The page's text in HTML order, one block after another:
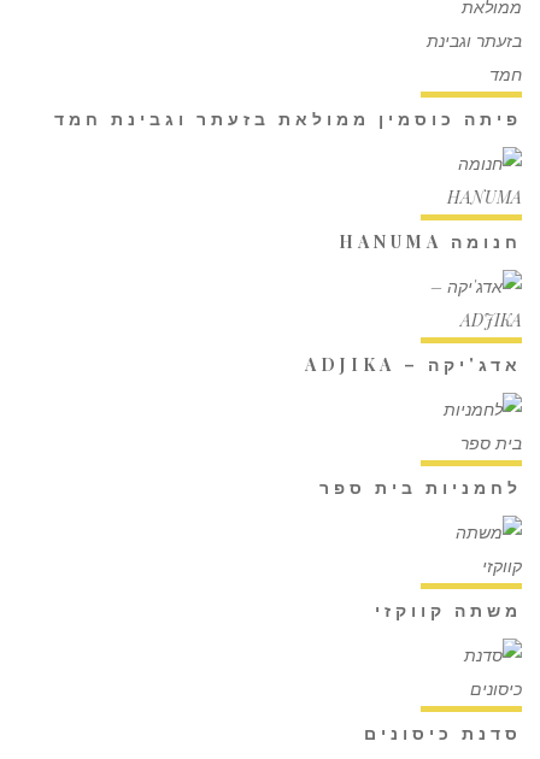
פיתה כוסמין ממולאת בזעתר וגבינת חמד
חנומה HANUMA
אדג'יקה – ADJIKA
לחמניות בית ספר
משתה קווקזי
סדנת כיסונים